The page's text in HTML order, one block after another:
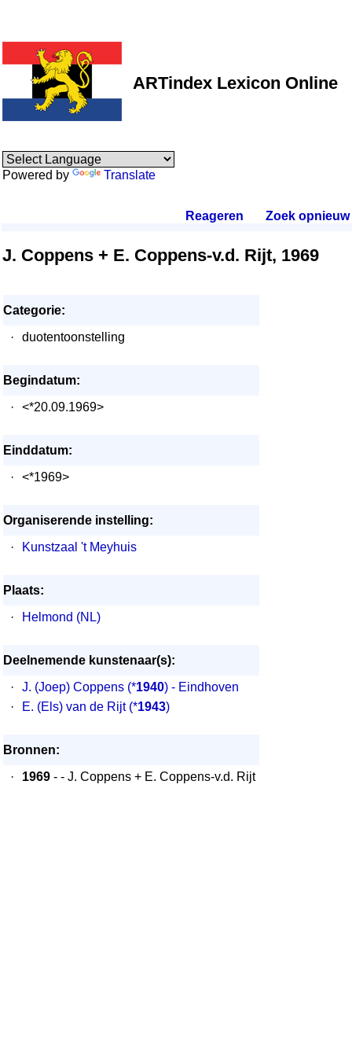
ARTindex Lexicon Online
Powered by Translate
Reageren Zoek opnieuw.
J. Coppens + E. Coppens-v.d. Rijt, 1969
Categorie:
·
duotentoonstelling
Begindatum:
·
<*20.09.1969>
Einddatum:
·
<*1969>
Organiserende instelling:
·
Kunstzaal 't Meyhuis
Plaats:
·
Helmond (NL)
Deelnemende kunstenaar(s):
·
J. (Joep) Coppens (*1940) - Eindhoven
·
E. (Els) van de Rijt (*1943)
Bronnen:
·
1969 - - J. Coppens + E. Coppens-v.d. Rijt